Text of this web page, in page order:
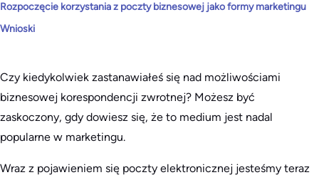
Rozpoczęcie korzystania z poczty biznesowej jako formy marketingu
Wnioski
Czy kiedykolwiek zastanawiałeś się nad możliwościami
biznesowej korespondencji zwrotnej? Możesz być
zaskoczony, gdy dowiesz się, że to medium jest nadal
popularne w marketingu.
Wraz z pojawieniem się poczty elektronicznej jesteśmy teraz